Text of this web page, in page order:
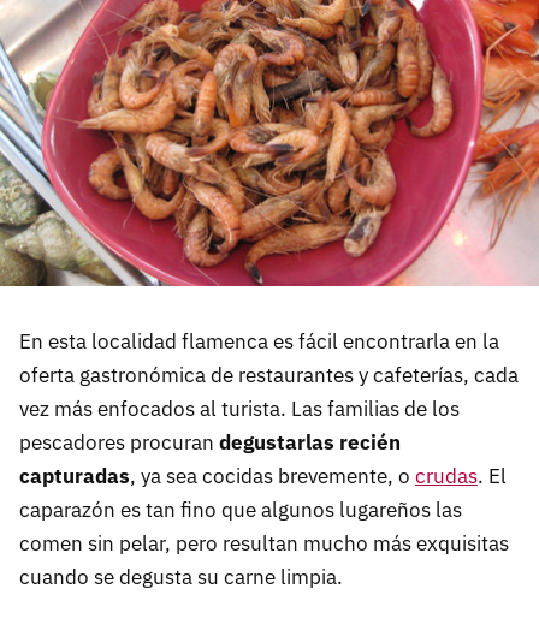
En esta localidad flamenca es fácil encontrarla en la
oferta gastronómica de restaurantes y cafeterías, cada
vez más enfocados al turista. Las familias de los
pescadores procuran degustarlas recién
capturadas, ya sea cocidas brevemente, o crudas. El
caparazón es tan fino que algunos lugareños las
comen sin pelar, pero resultan mucho más exquisitas
cuando se degusta su carne limpia.